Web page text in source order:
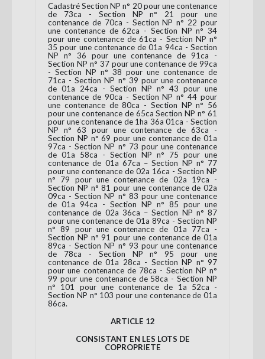
Cadastré Section NP n° 20 pour une contenance
de 73ca - Section NP n° 21 pour une
contenance de 70ca - Section NP n° 22 pour
une contenance de 62ca - Section NP n° 34
pour une contenance de 61ca - Section NP n°
35 pour une contenance de 01a 94ca - Section
NP n° 36 pour une contenance de 91ca -
Section NP n° 37 pour une contenance de 99ca
- Section NP n° 38 pour une contenance de
71ca - Section NP n° 39 pour une contenance
de 01a 24ca - Section NP n° 43 pour une
contenance de 90ca - Section NP n° 44 pour
une contenance de 80ca - Section NP n° 56
pour une contenance de 65ca Section NP n° 61
pour une contenance de 1ha 36a 01ca - Section
NP n° 63 pour une contenance de 63ca -
Section NP n° 69 pour une contenance de 01a
97ca - Section NP n° 73 pour une contenance
de 01a 58ca - Section NP n° 75 pour une
contenance de 01a 67ca – Section NP n° 77
pour une contenance de 02a 16ca - Section NP
n° 79 pour une contenance de 02a 19ca -
Section NP n° 81 pour une contenance de 02a
09ca - Section NP n° 83 pour une contenance
de 01a 94ca - Section NP n° 85 pour une
contenance de 02a 36ca – Section NP n° 87
pour une contenance de 01a 89ca - Section NP
n° 89 pour une contenance de 01a 77ca -
Section NP n° 91 pour une contenance de 01a
89ca - Section NP n° 93 pour une contenance
de 78ca - Section NP n° 95 pour une
contenance de 01a 28ca - Section NP n° 97
pour une contenance de 78ca - Section NP n°
99 pour une contenance de 58ca - Section NP
n° 101 pour une contenance de 1a 52ca -
Section NP n° 103 pour une contenance de 01a
86ca.
ARTICLE 12
CONSISTANT EN LES LOTS DE
COPROPRIETE